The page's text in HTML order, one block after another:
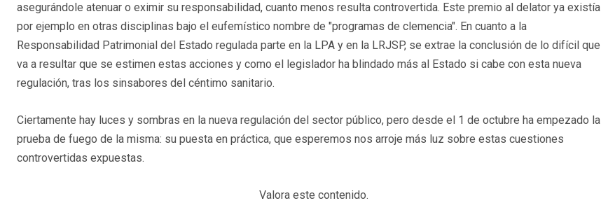
asegurándole atenuar o eximir su responsabilidad, cuanto menos resulta controvertida. Este premio al delator ya existía
por ejemplo en otras disciplinas bajo el eufemístico nombre de "programas de clemencia". En cuanto a la
Responsabilidad Patrimonial del Estado regulada parte en la LPA y en la LRJSP, se extrae la conclusión de lo difícil que
va a resultar que se estimen estas acciones y como el legislador ha blindado más al Estado si cabe con esta nueva
regulación, tras los sinsabores del céntimo sanitario.
Ciertamente hay luces y sombras en la nueva regulación del sector público, pero desde el 1 de octubre ha empezado la
prueba de fuego de la misma: su puesta en práctica, que esperemos nos arroje más luz sobre estas cuestiones
controvertidas expuestas.
Valora este contenido.